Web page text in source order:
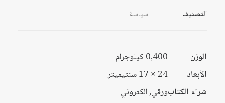
التصنيف سياسة
الوزن
0,400 كيلوجرام
الأبعاد
24 × 17 سنتيميتر
شراء الكتابورقي, الكتروني